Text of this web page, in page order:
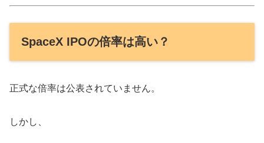
SpaceX IPOの倍率は高い？
正式な倍率は公表されていません。
しかし、